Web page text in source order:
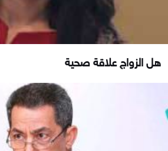
هل الزواج علاقة صحية